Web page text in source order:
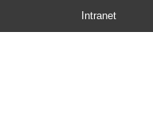
Intranet